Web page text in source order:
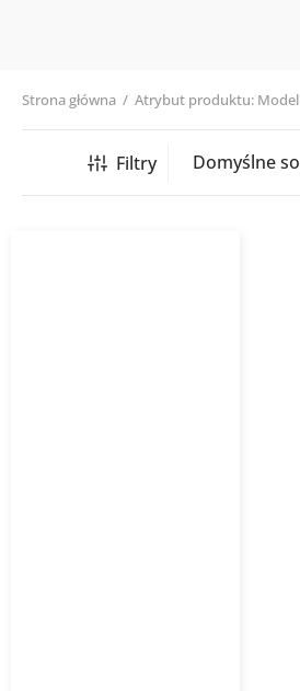
Strona główna / Atrybut produktu: Model
Filtry